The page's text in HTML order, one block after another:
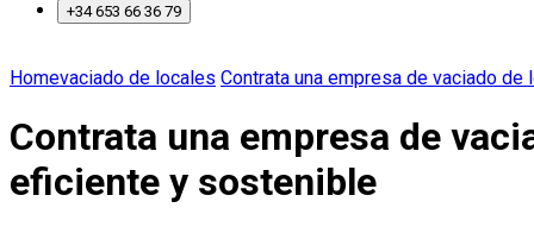
+34 653 66 36 79
Homevaciado de locales Contrata una empresa de vaciado
Contrata una empresa de
eficiente y sostenible